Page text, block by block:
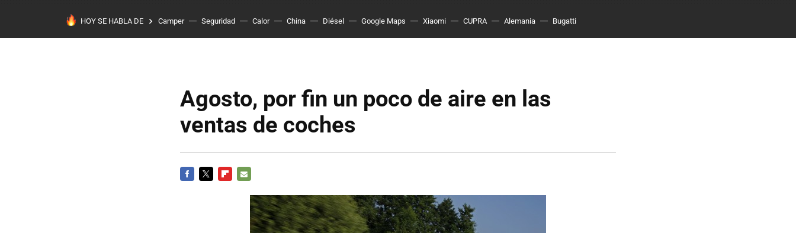
HOY SE HABLA DE Camper Seguridad Calor China Diésel Google Maps Xiaomi CUPRA Alemania Bugatti
Agosto, por fin un poco de aire en las
ventas de coches
MAIL